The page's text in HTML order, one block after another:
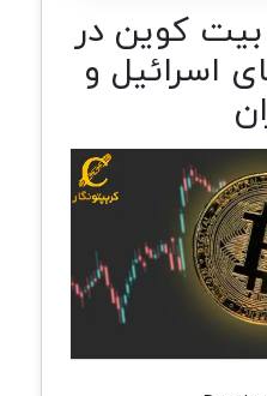
کوین در
اسرائیل و